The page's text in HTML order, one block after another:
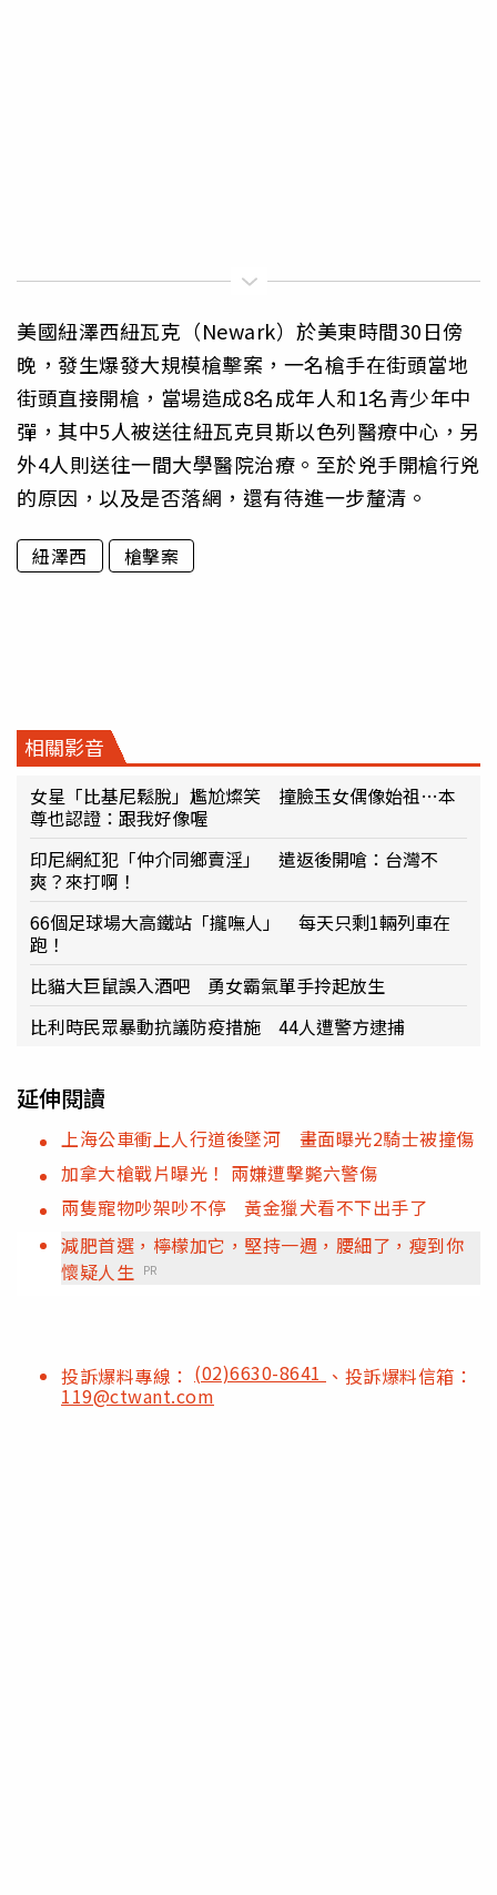
美國紐澤西紐瓦克（Newark）於美東時間30日傍
晚，發生爆發大規模槍擊案，一名槍手在街頭當地
街頭直接開槍，當場造成8名成年人和1名青少年中
彈，其中5人被送往紐瓦克貝斯以色列醫療中心，另
外4人則送往一間大學醫院治療。至於兇手開槍行兇
的原因，以及是否落網，還有待進一步釐清。
紐澤西 槍擊案
相關影音
女星「比基尼鬆脫」尷尬燦笑 撞臉玉女偶像始祖…本
尊也認證：跟我好像喔
印尼網紅犯「仲介同鄉賣淫」 遣返後開嗆：台灣不
爽？來打啊！
66個足球場大高鐵站「攏嘸人」 每天只剩1輛列車在
跑！
比貓大巨鼠誤入酒吧 勇女霸氣單手拎起放生
比利時民眾暴動抗議防疫措施 44人遭警方逮捕
延伸閱讀
上海公車衝上人行道後墜河 畫面曝光2騎士被撞傷
加拿大槍戰片曝光！ 兩嫌遭擊斃六警傷
兩隻寵物吵架吵不停 黃金獵犬看不下出手了
減肥首選，檸檬加它，堅持一週，腰細了，瘦到你
懷疑人生 PR
投訴爆料專線： (02)6630-8641 、投訴爆料信箱：
119@ctwant.com